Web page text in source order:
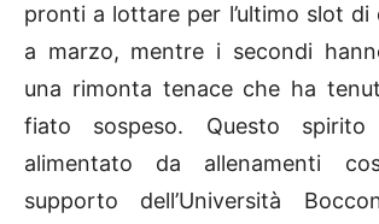
pronti a lottare per l’ultimo slot di
a marzo, mentre i secondi
una rimonta tenace che ha
fiato sospeso. Questo spirito
alimentato da allenamenti
supporto dell’Università